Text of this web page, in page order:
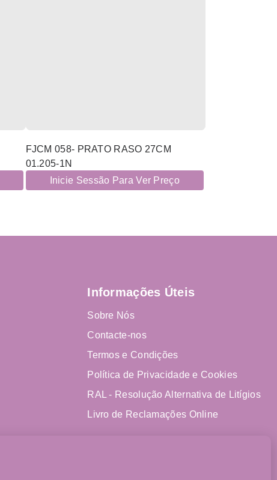
FJCM 058- PRATO RASO 27CM
01.205-1N
Inicie Sessão Para Ver Preço
Informações Úteis
Sobre Nós
Contacte-nos
Termos e Condições
Política de Privacidade e Cookies
RAL - Resolução Alternativa de Litígios
Livro de Reclamações Online